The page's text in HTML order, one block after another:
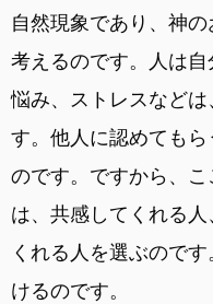
自然現象であり、神
考えるのです。人は
悩み、ストレスなど
す。他人に認めても
のです。ですから、
は、共感してくれる
くれる人を選ぶので
けるのです。